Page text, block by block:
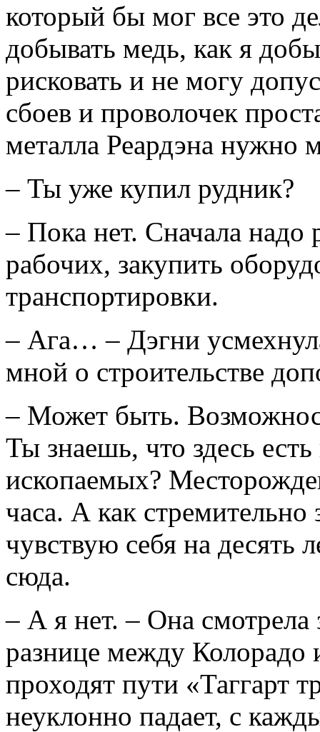
который бы мог все это
добывать медь, как я
рисковать и не могу
сбоев и проволочек
металла Реардэна нужно
– Ты уже купил рудник?
– Пока нет. Сначала
рабочих, закупить
транспортировки.
– Ага… – Дэгни
мной о строительстве
– Может быть.
Ты знаешь, что здесь
ископаемых?
часа. А как стремительно
чувствую себя на десять
сюда.
– А я нет. – Она
разнице между Колорадо
проходят пути «Таггарт
неуклонно падает, с